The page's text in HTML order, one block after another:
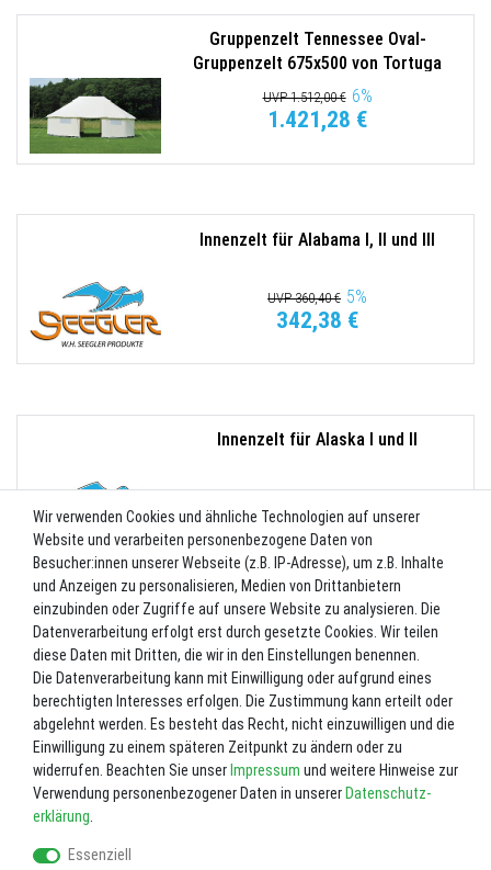
Gruppenzelt Tennessee Oval-
Gruppenzelt 675x500 von Tortuga
UVP 1.512,00 € 6%
1.421,28 €
Innenzelt für Alabama I, II und III
UVP 360,40 € 5%
342,38 €
Innenzelt für Alaska I und II
6%
362,28 €
Trennwand für Alaska I und II
UVP 397,00 € 5%
377,15 €
Wir verwenden Cookies und ähnliche Technologien auf unserer
Website und verarbeiten personenbezogene Daten von
Besucher:innen unserer Webseite (z.B. IP-Adresse), um z.B. Inhalte
und Anzeigen zu personalisieren, Medien von Drittanbietern
einzubinden oder Zugriffe auf unsere Website zu analysieren. Die
Datenverarbeitung erfolgt erst durch gesetzte Cookies. Wir teilen
diese Daten mit Dritten, die wir in den Einstellungen benennen.
Die Datenverarbeitung kann mit Einwilligung oder aufgrund eines
berechtigten Interesses erfolgen. Die Zustimmung kann erteilt oder
abgelehnt werden. Es besteht das Recht, nicht einzuwilligen und die
Einwilligung zu einem späteren Zeitpunkt zu ändern oder zu
widerrufen. Beachten Sie unser Impressum und weitere Hinweise zur
Verwendung personenbezogener Daten in unserer Daten­schutz­
erklärung
Essenziell